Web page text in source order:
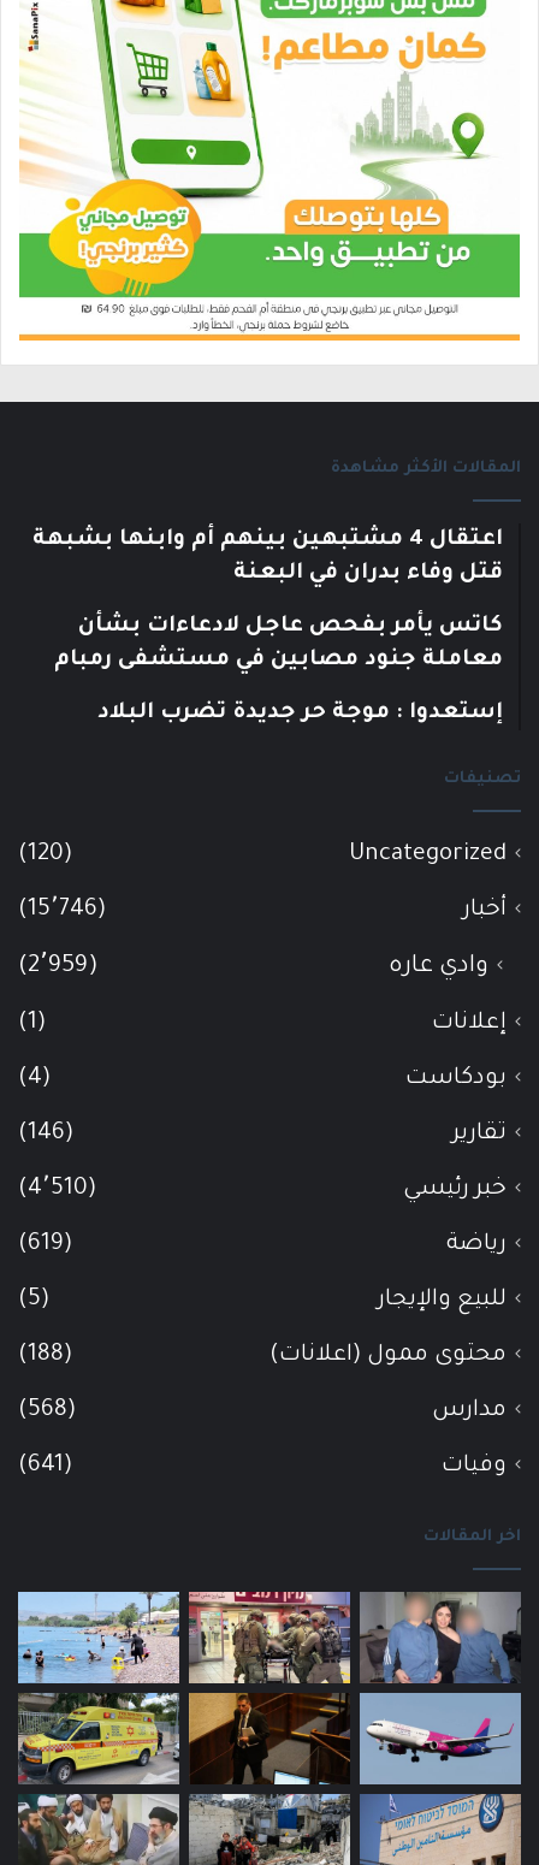
المقالات الأكثر مشاهدة
اعتقال 4 مشتبهين بينهم أم وابنها بشبهة
قتل وفاء بدران في البعنة
كاتس يأمر بفحص عاجل لادعاءات بشأن
معاملة جنود مصابين في مستشفى رمبام
إستعدوا : موجة حر جديدة تضرب البلاد
تصنيفات
Uncategorized
(120)
أخبار (15٬746)
وادي عاره (2٬959)
إعلانات (1)
بودكاست (4)
تقارير (146)
خبر رئيسي (4٬510)
رياضة (619)
للبيع والإيجار (5)
محتوى ممول (اعلانات) (188)
مدارس (568)
وفيات (641)
اخر المقالات